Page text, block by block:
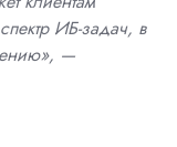
ИБ-задач, в
», —